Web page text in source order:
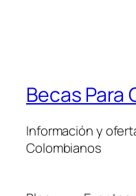
Becas Para
Información y
Colombianos